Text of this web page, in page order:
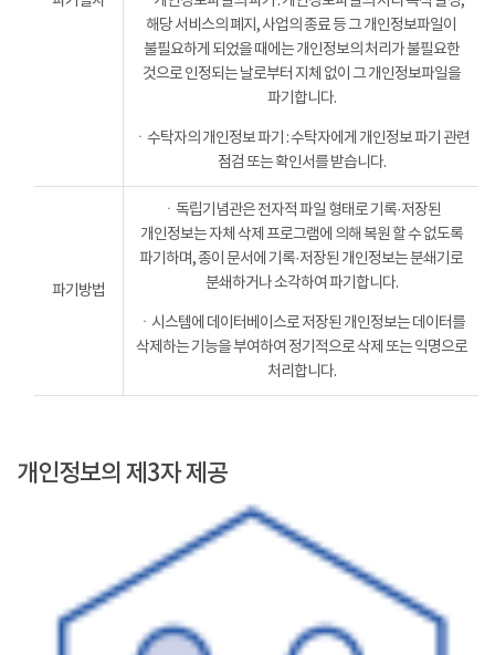
해당 서비스의 폐지, 사업의 종료 등 그 개인정보파일이
불필요하게 되었을 때에는 개인정보의 처리가 불필요한
것으로 인정되는 날로부터 지체 없이 그 개인정보파일을
파기합니다.
ㆍ수탁자의 개인정보 파기 : 수탁자에게 개인정보 파기 관련
점검 또는 확인서를 받습니다.
파기방법
ㆍ독립기념관은 전자적 파일 형태로 기록·저장된
개인정보는 자체 삭제 프로그램에 의해 복원 할 수 없도록
파기하며, 종이 문서에 기록·저장된 개인정보는 분쇄기로
분쇄하거나 소각하여 파기합니다.
ㆍ시스템에 데이터베이스로 저장된 개인정보는 데이터를
삭제하는 기능을 부여하여 정기적으로 삭제 또는 익명으로
처리합니다.
개인정보의 제3자 제공